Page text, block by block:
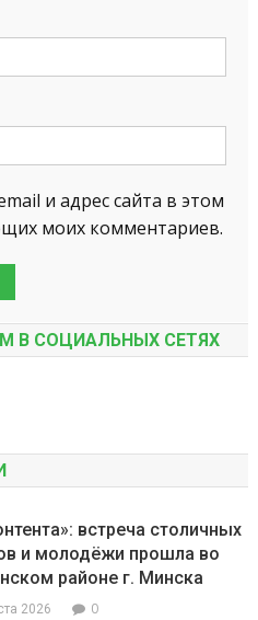
и адрес сайта в этом
моих комментариев.
В СОЦИАЛЬНЫХ СЕТЯХ
встреча столичных
и молодёжи прошла во
районе г. Минска
2026 0